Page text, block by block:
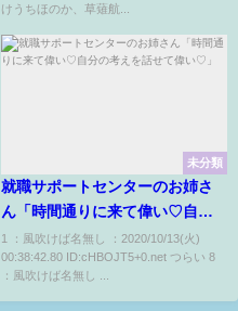
けうちほのか、草薙航...
未分類
就職サポートセンターのお姉さ
ん「時間通りに来て偉い♡自分
の考えを話せて偉い♡」
1 ：風吹けば名無し ：2020/10/13(火)
00:38:42.80 ID:cHBOJT5+0.net つらい 8
：風吹けば名無し ...